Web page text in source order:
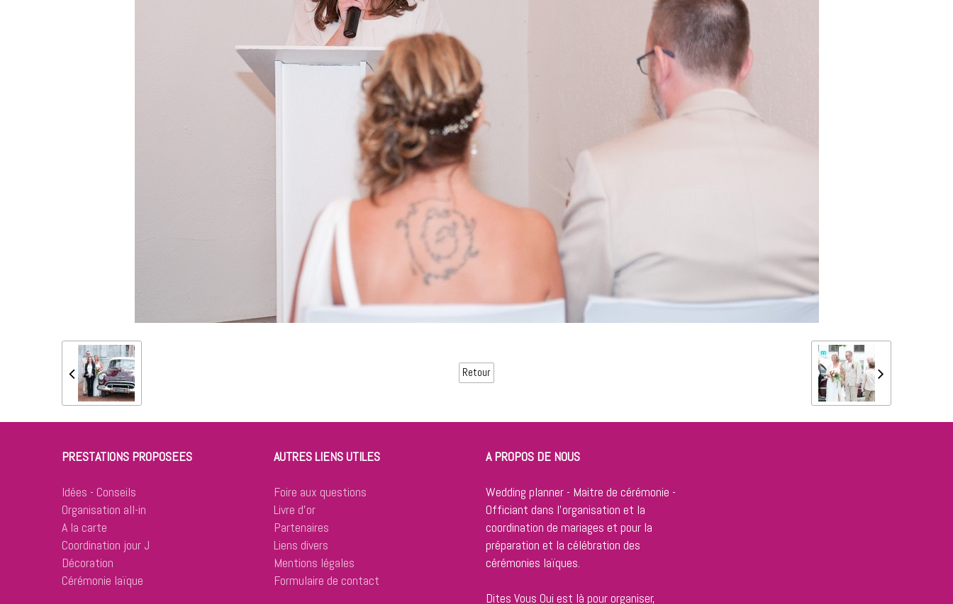
Retour
PRESTATIONS PROPOSEES
Idées - Conseils
Organisation all-in
A la carte
Coordination jour J
Décoration
Cérémonie laïque
AUTRES LIENS UTILES
Foire aux questions
Livre d'or
Partenaires
Liens divers
Mentions légales
Formulaire de contact
A PROPOS DE NOUS
Wedding planner - Maitre de cérémonie -
Officiant dans l'organisation et la
coordination de mariages et pour la
préparation et la célébration des
cérémonies laïques.
Dites Vous Oui est là pour organiser,